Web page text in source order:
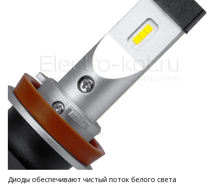
Диоды обеспечивают чистый поток белого света